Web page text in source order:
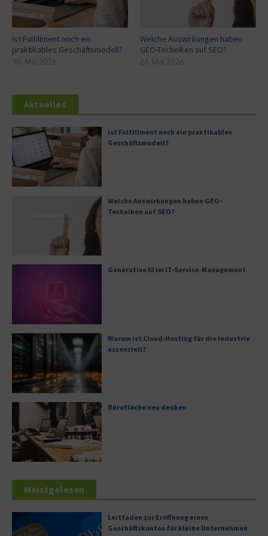
Ist Fulfillment noch ein
praktikables Geschäftsmodell?
30. Mai 2026
Welche Auswirkungen haben
GEO-Techniken auf SEO?
26. Mai 2026
Aktuelles
Ist Fulfillment noch ein praktikables
Geschäftsmodell?
Welche Auswirkungen haben GEO-
Techniken auf SEO?
Generative KI im IT-Service-Management
Warum ist Cloud-Hosting für die Industrie
essenziell?
Bürofläche neu denken
Meistgelesen
Leitfaden zur Eröffnung eines
Geschäftskontos für kleine Unternehmen